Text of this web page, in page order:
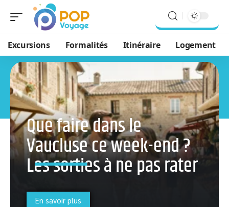
Excursions Formalités Itinéraire Logement
Que faire dans le
Vaucluse ce week-end ?
Les sorties à ne pas rater
En savoir plus